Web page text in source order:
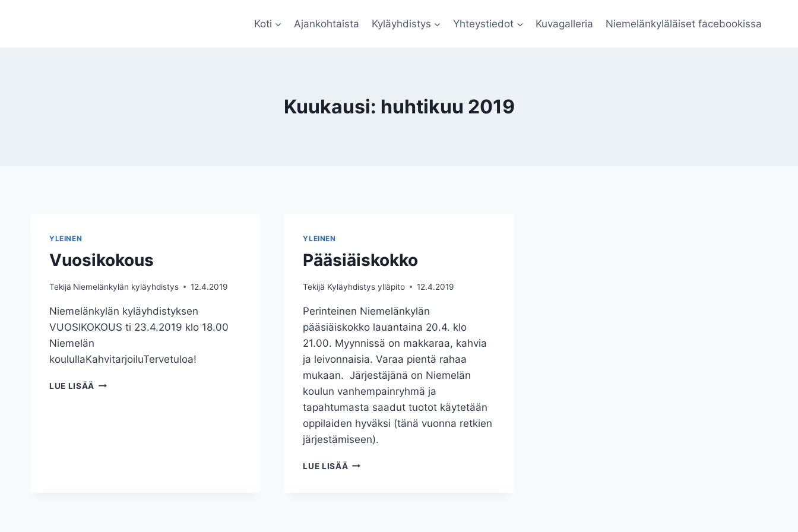
Koti Ajankohtaista Kyläyhdistys Yhteystiedot Kuvagalleria Niemelänkyläläiset facebookissa
Kuukausi: huhtikuu 2019
YLEINEN
Vuosikokous
Tekijä Niemelänkylän kyläyhdistys 12.4.2019
Niemelänkylän kyläyhdistyksen
VUOSIKOKOUS ti 23.4.2019 klo 18.00
Niemelän
koulullaKahvitarjoiluTervetuloa!
LUE LISÄÄ VUOSIKOKOUS
YLEINEN
Pääsiäiskokko
Tekijä Kyläyhdistys ylläpito 12.4.2019
Perinteinen Niemelänkylän
pääsiäiskokko lauantaina 20.4. klo
21.00. Myynnissä on makkaraa, kahvia
ja leivonnaisia. Varaa pientä rahaa
mukaan. Järjestäjänä on Niemelän
koulun vanhempainryhmä ja
tapahtumasta saadut tuotot käytetään
oppilaiden hyväksi (tänä vuonna retkien
järjestämiseen).
LUE LISÄÄ PÄÄSIÄISKOKKO